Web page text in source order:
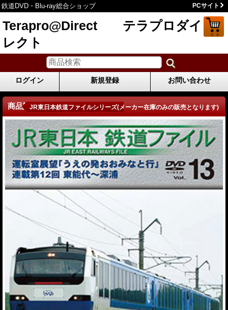
鉄道DVD・Blu-ray総合ショップ PCサイト
Terapro@Direct テラプロダイ
レクト
ログイン 新規登録 お問い合わせ
商品詳細JR東日本鉄道ファイルシリーズ(メーカー在庫のみの販売となります)